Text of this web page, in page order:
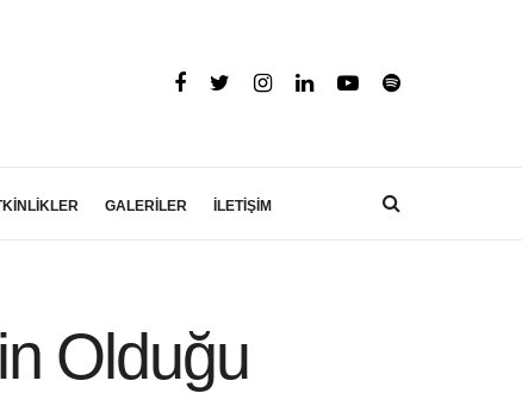
GALERİLER İLETİŞİM
Olduğu